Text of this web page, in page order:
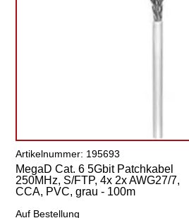
Artikelnummer: 195693
MegaD Cat. 6 5Gbit Patchkabel
250MHz, S/FTP, 4x 2x AWG27/7,
CCA, PVC, grau - 100m
Auf Bestellung